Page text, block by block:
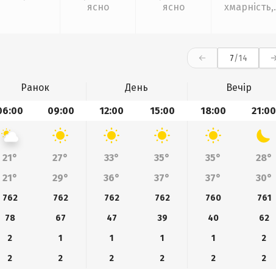
ясно
ясно
хмарність,
7/14
Ранок День
Вечір
09:00 12:00 15:00 18:00 21:00
21° 27° 33° 35° 35°
28°
21° 29° 36° 37° 37° 30°
762 762 762 762 760
761
78 67 47 39 40
62
2 1 1 1 1
2
2 2 2 2 2 2